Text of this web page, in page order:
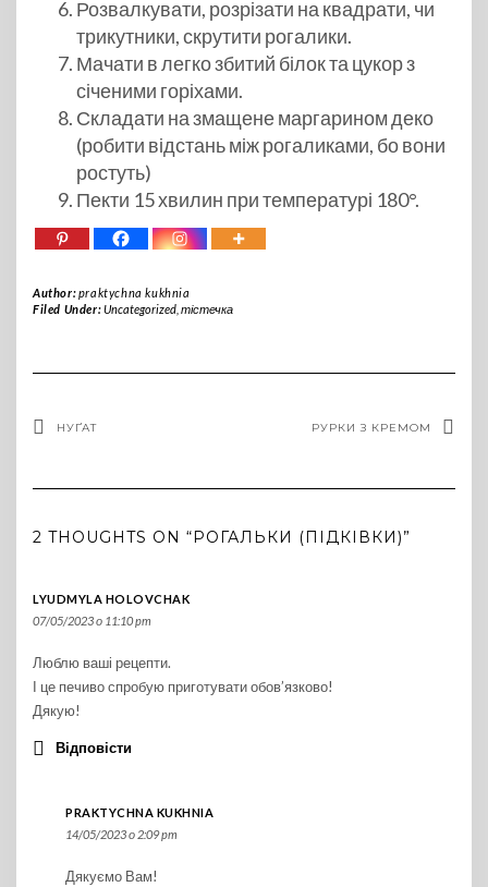
Розвалкувати, розрізати на квадрати, чи
трикутники, скрутити рогалики.
Мачати в легко збитий білок та цукор з
січеними горіхами.
Складати на змащене маргарином деко
(робити відстань між рогаликами, бо вони
ростуть)
Пекти 15 хвилин при температурі 180°.
Author:praktychna kukhnia
Filed Under:Uncategorized, тістечка
НУҐАТ РУРКИ З КРЕМОМ
2 THOUGHTS ON “РОГАЛЬКИ (ПІДКІВКИ)”
LYUDMYLA HOLOVCHAK
07/05/2023 о 11:10 pm
Люблю ваші рецепти.
І це печиво спробую приготувати обов’язково!
Дякую!
Відповісти
PRAKTYCHNA KUKHNIA
14/05/2023 о 2:09 pm
Дякуємо Вам!